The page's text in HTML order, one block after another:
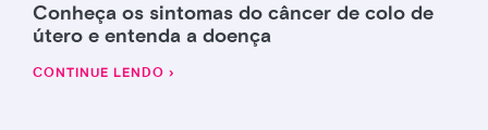
Conheça os sintomas do câncer de colo de
útero e entenda a doença
CONTINUE LENDO ›